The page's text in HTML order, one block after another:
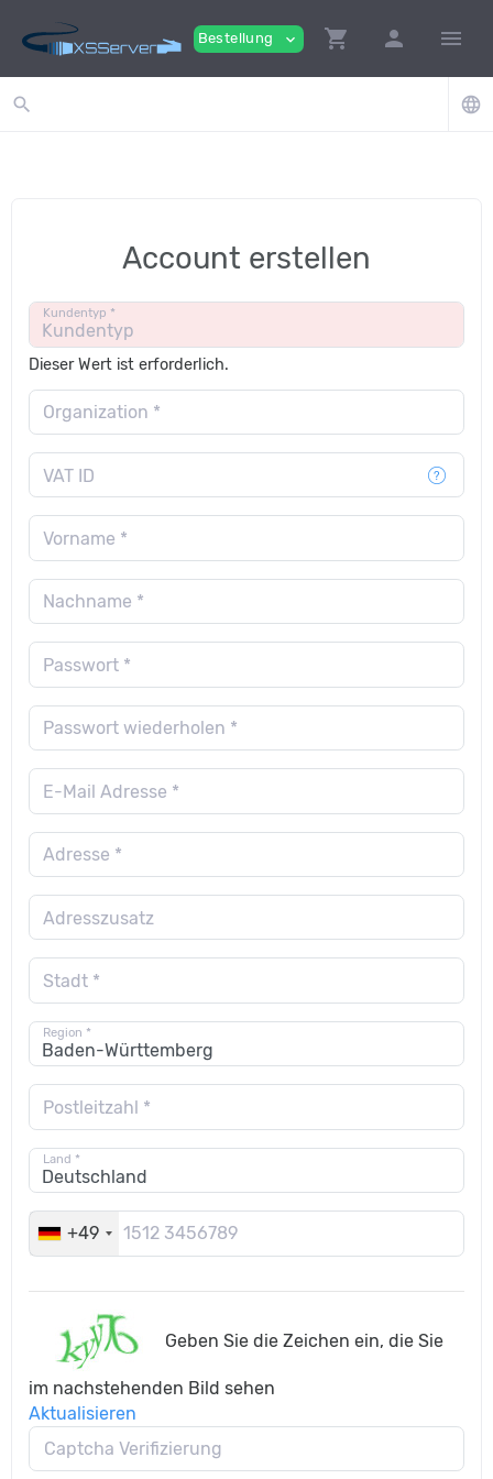
Bestellung expand_more shopping_cart person menu
search language
Account erstellen
Dieser Wert ist erforderlich.
Kundentyp *
Organization *
VAT ID
Vorname *
Nachname *
Passwort *
Passwort wiederholen *
E-Mail Adresse *
Adresse *
Adresszusatz
Stadt *
Region *
Postleitzahl *
Land *
+49
Geben Sie die Zeichen ein, die Sie
im nachstehenden Bild sehen
Aktualisieren